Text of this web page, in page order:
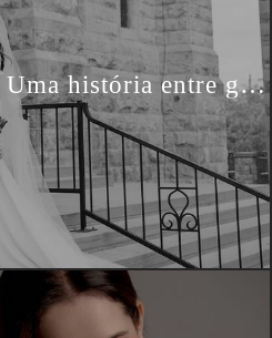
Alex e Fernanda — Uma história entre gerações